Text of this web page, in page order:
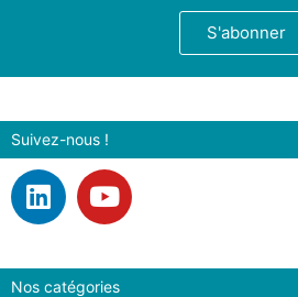
S'abonner
Suivez-nous !
Nos catégories